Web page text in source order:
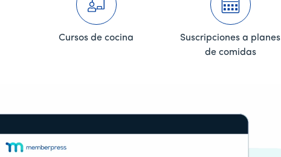
Cursos de cocina
Suscripciones a planes
de comidas